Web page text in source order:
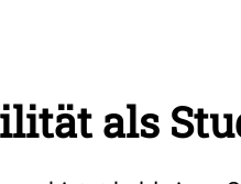
als